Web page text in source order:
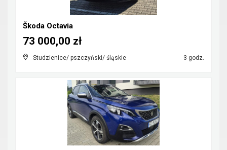
Škoda Octavia
Studzienice/ pszczyński/ śląskie 3 godz.
73 000,00 zł